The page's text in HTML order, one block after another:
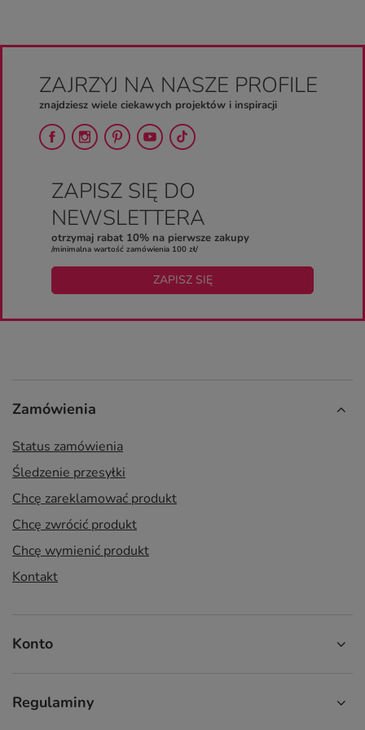
ZAJRZYJ NA NASZE PROFILE
znajdziesz wiele ciekawych projektów i inspiracji
ZAPISZ SIĘ DO
NEWSLETTERA
otrzymaj rabat 10% na pierwsze zakupy
/minimalna wartość zamówienia 100 zł/
ZAPISZ SIĘ
Zamówienia
Status zamówienia
Śledzenie przesyłki
Chcę zareklamować produkt
Chcę zwrócić produkt
Chcę wymienić produkt
Kontakt
Konto
Regulaminy